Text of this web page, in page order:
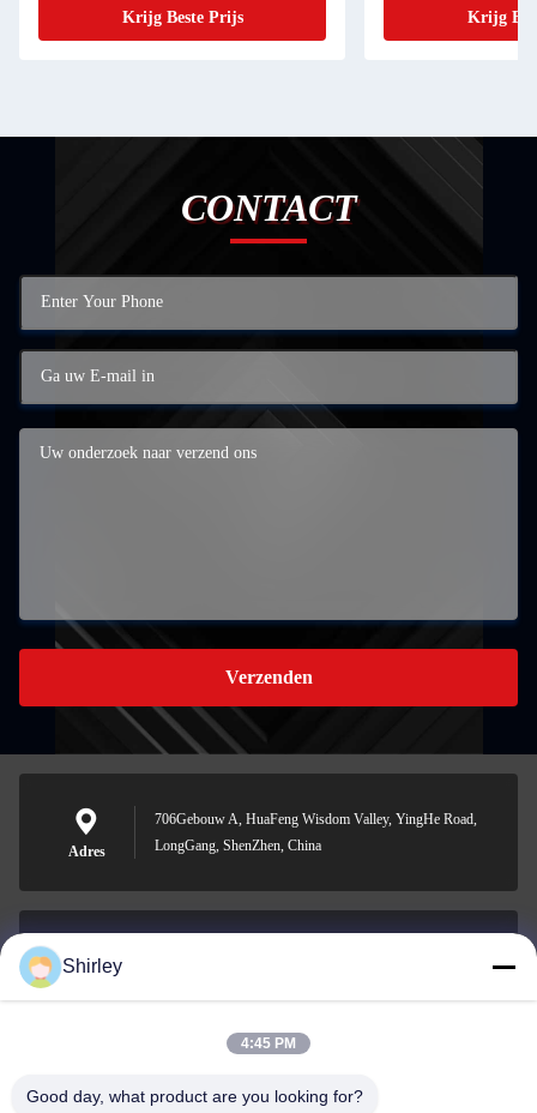
Krijg Beste Prijs Krijg
CONTACT
Verzenden
Adres
706Gebouw A, HuaFeng Wisdom Valley, YingHe Road,
LongGang, ShenZhen, China
0086-18148506772
Shirley
4:45 PM
Good day, what product are you looking for?